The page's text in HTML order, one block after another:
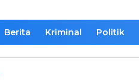
Berita Kriminal Politik